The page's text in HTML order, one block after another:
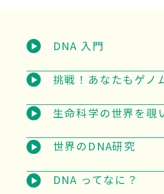
DNA 入門
挑戦！あなたもゲノ
生命科学の世界を覗
世界のDNA研究
DNA ってなに？